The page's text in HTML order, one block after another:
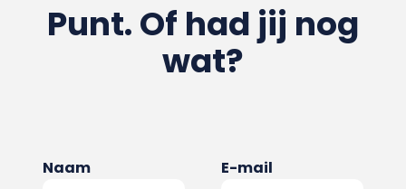
Punt. Of had jij nog
wat?
Naam E-mail